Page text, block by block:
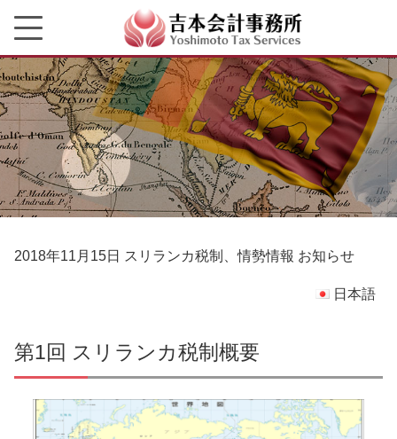
2018年11月15日 スリランカ税制、情勢情報 お知らせ
日本語
第1回 スリランカ税制概要